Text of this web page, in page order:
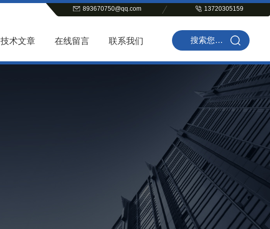
893670750@qq.com 13720305159
技术文章 在线留言 联系我们